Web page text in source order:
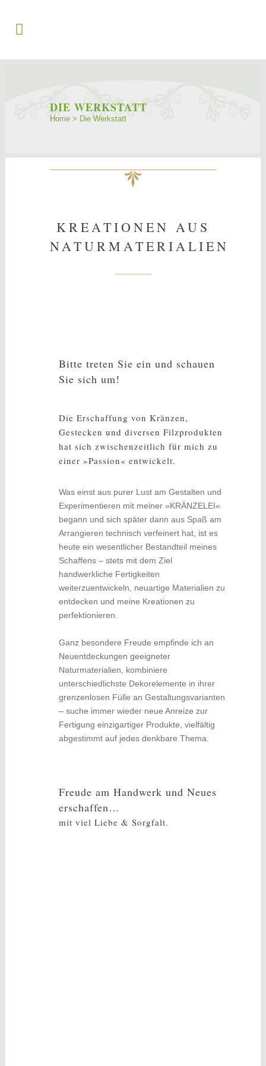
DIE WERKSTATT
Home > Die Werkstatt
KREATIONEN AUS
NATURMATERIALIEN
Bitte treten Sie ein und schauen
Sie sich um!
Die Erschaffung von Kränzen,
Gestecken und diversen Filzprodukten
hat sich zwischenzeitlich für mich zu
einer »Passion« entwickelt.
Was einst aus purer Lust am Gestalten und
Experimentieren mit meiner »KRÄNZELEI«
begann und sich später dann aus Spaß am
Arrangieren technisch verfeinert hat, ist es
heute ein wesentlicher Bestandteil meines
Schaffens – stets mit dem Ziel
handwerkliche Fertigkeiten
weiterzuentwickeln, neuartige Materialien zu
entdecken und meine Kreationen zu
perfektionieren.
Ganz besondere Freude empfinde ich an
Neuentdeckungen geeigneter
Naturmaterialien, kombiniere
unterschiedlichste Dekorelemente in ihrer
grenzenlosen Fülle an Gestaltungsvarianten
– suche immer wieder neue Anreize zur
Fertigung einzigartiger Produkte, vielfältig
abgestimmt auf jedes denkbare Thema.
Freude am Handwerk und Neues
erschaffen…
mit viel Liebe & Sorgfalt.